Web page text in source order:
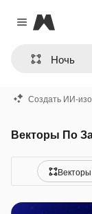
Close menu
Magnific
Создать ИИ-
Векторы По
Векторы